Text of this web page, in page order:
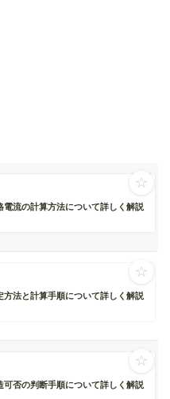
電流の計算方法について詳しく解説
☆
法と計算手順について詳しく解説
☆
否の判断手順について詳しく解説
☆